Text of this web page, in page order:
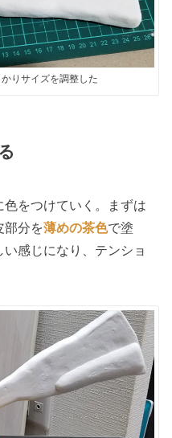
りサイズを調整した
をつけていく。まずは
部分を薄めの茶色で塗
感じになり、テンショ